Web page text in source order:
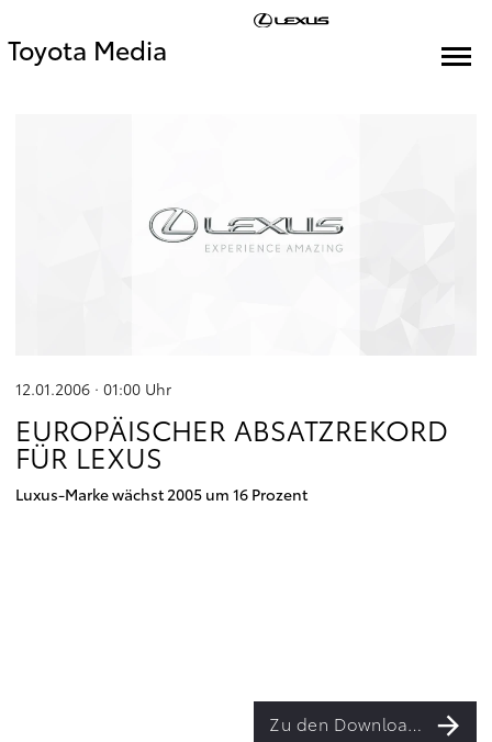
Toyota Media
12.01.2006 · 01:00 Uhr
EUROPÄISCHER ABSATZREKORD
FÜR LEXUS
Luxus-Marke wächst 2005 um 16 Prozent
Zu den Downloads